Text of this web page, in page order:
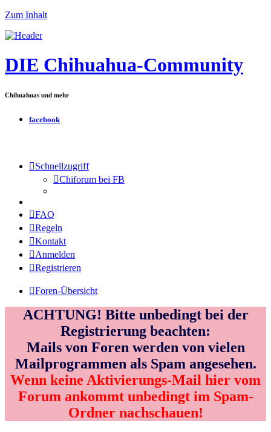
Zum Inhalt
DIE Chihuahua-Community
Chihuahuas und mehr
facebook
Schnellzugriff
Chiforum bei FB
FAQ
Regeln
Kontakt
Anmelden
Registrieren
Foren-Übersicht
ACHTUNG! Bitte unbedingt bei der
Registrierung beachten:
Mails von Foren werden von vielen
Mailprogrammen als Spam angesehen.
Wenn keine Aktivierungs-Mail hier vom
Forum ankommt unbedingt im Spam-
Ordner nachschauen!